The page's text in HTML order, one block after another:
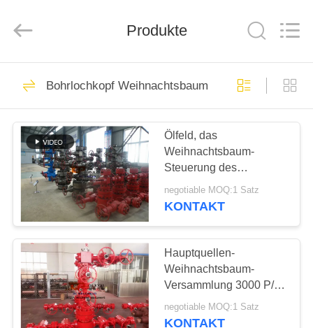
HAUS
PRODUKTE
ÜBER
UNS
FABRIK-
AUSFLUG
QUALITÄTSKONTROLLE
CO.，
LTD.
Bohrlochkopf
Weihnachtsbaum
Hauptquellen-
Gehäuse-Kopf
35
Produkte
Bohrlochkopf Weihnachtsbaum
Ölfeld, das
Weihnachtsbaum-
Steuerung des
Datenflusses der
Hauptquellen-5000psi
negotiable MOQ:1 Satz
KONTAKT
Hauptquellen-
Weihnachtsbaum-
Versammlung 3000 P/in
für Bohrbrunnen-
Fertigstellung
negotiable MOQ:1 Satz
KONTAKT